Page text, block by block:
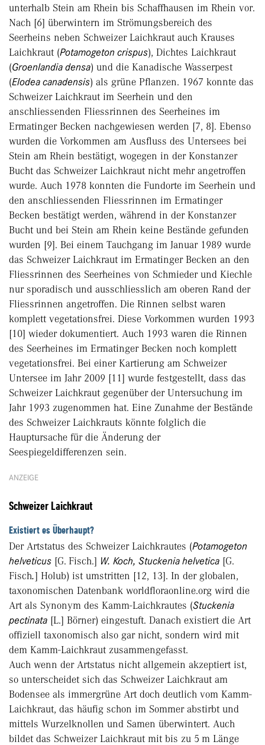
unterhalb Stein am Rhein bis Schaffhausen im Rhein vor.
Nach [6] überwintern im Strömungsbereich des
Seerheins neben Schweizer Laichkraut auch Krauses
Laichkraut (Potamogeton crispus), Dichtes Laichkraut
(Groenlandia densa) und die Kanadische Wasserpest
(Elodea canadensis) als grüne Pflanzen. 1967 konnte das
Schweizer Laichkraut im See­rhein und den
anschliessenden Fliessrinnen des Seerheines im
Ermatinger Becken nachgewiesen werden [7, 8]. Ebenso
wurden die Vorkommen am Ausfluss des Untersees bei
Stein am Rhein bestätigt, wogegen in der Konstanzer
Bucht das Schweizer Laichkraut nicht mehr angetroffen
wurde. Auch 1978 konnten die Fundorte im Seerhein und
den anschliessenden Fliessrinnen im Ermatinger
Becken bestätigt werden, während in der Konstanzer
Bucht und bei Stein am Rhein keine Bestände gefunden
wurden [9]. Bei einem Tauchgang im Januar 1989 wurde
das Schweizer Laichkraut im Ermatinger Becken an den
Fliessrinnen des Seerheines von Schmieder und Kiechle
nur sporadisch und ausschliesslich am oberen Rand der
Fliessrinnen angetroffen. Die Rinnen selbst waren
komplett vegetationsfrei. Diese Vorkommen wurden 1993
[10] wieder dokumentiert. Auch 1993 waren die Rinnen
des Seerheines im Ermatinger Becken noch komplett
vegetationsfrei. Bei einer Kartierung am Schweizer
Untersee im Jahr 2009 [11] wurde festgestellt, dass das
Schweizer Laichkraut gegenüber der Untersuchung im
Jahr 1993 zugenommen hat. Eine Zunahme der Bestände
des Schweizer Laichkrauts könnte folglich die
Hauptursache für die Änderung der
Seespiegeldifferenzen sein.
ANZEIGE
Schweizer Laichkraut
Existiert es Überhaupt?
Der Artstatus des Schweizer Laichkrautes (Potamogeton
helveticus [G. Fisch.] W. Koch, Stuckenia helvetica [G.
Fisch.] Holub) ist umstritten [12, 13]. In der globalen,
taxonomischen Datenbank worldfloraonline.org wird die
Art als Synonym des Kamm-Laichkrautes (Stuckenia
pectinata [L.] Börner) eingestuft. Danach existiert die Art
offiziell taxonomisch also gar nicht, sondern wird mit
dem Kamm-Laichkraut zusammengefasst.
Auch wenn der Artstatus nicht allgemein akzeptiert ist,
so unterscheidet sich das Schweizer Laichkraut am
Bodensee als immergrüne Art doch deutlich vom Kamm-
Laichkraut, das häufig schon im Sommer abstirbt und
mittels Wurzelknollen und Samen überwintert. Auch
bildet das Schweizer Laichkraut mit bis zu 5 m Länge